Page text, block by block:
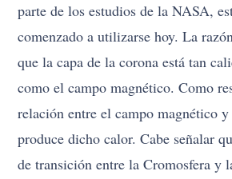
parte de los estudios de la NASA,
comenzado a utilizarse hoy. La
que la capa de la corona está tan
como el campo magnético. Como
relación entre el campo magnético
produce dicho calor. Cabe señalar
de transición entre la Cromosfera y